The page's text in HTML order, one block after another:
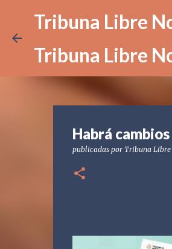
Tribuna Libre
Tribuna Libre
Habrá
publicadas por Tribuna Libre